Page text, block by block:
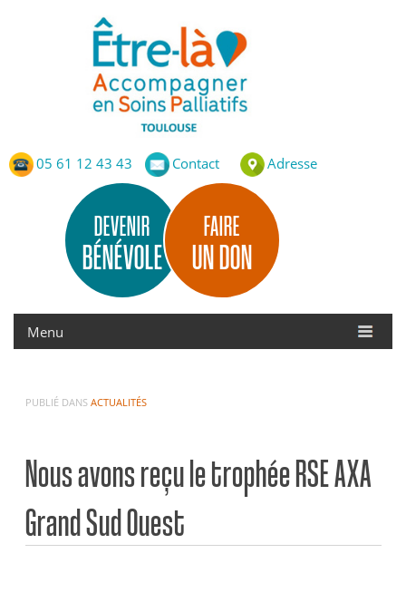
05 61 12 43 43 Contact Adresse
Etre-Là – ASP Toulouse
Accompagnement en Soins Palliatifs de Toulouse
FAIRE
UN DON
DEVENIR
BÉNÉVOLE
PUBLIÉ DANS ACTUALITÉS
Nous avons reçu le trophée RSE AXA
Grand Sud Ouest